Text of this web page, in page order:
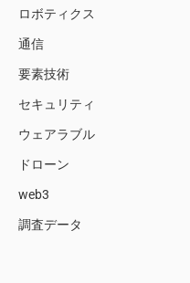
ロボティクス
通信
要素技術
セキュリティ
ウェアラブル
ドローン
web3
調査データ